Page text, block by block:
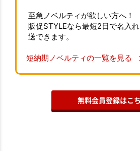
至急ノベルティが欲しい方へ！
販促STYLEなら最短2日で名入
送できます。
短納期ノベルティの一覧を見る
無料会員登録はこ